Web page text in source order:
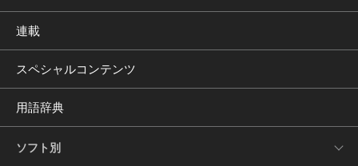
連載
スペシャルコンテンツ
用語辞典
ソフト別